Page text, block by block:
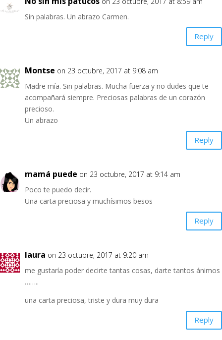
Sin palabras. Un abrazo Carmen.
Reply
Montse on 23 octubre, 2017 at 9:08 am
Madre mía. Sin palabras. Mucha fuerza y no dudes que te
acompañará siempre. Preciosas palabras de un corazón
precioso.
Un abrazo
Reply
mamá puede on 23 octubre, 2017 at 9:14 am
Poco te puedo decir.
Una carta preciosa y muchísimos besos
Reply
laura on 23 octubre, 2017 at 9:20 am
me gustaría poder decirte tantas cosas, darte tantos ánimos
……..
una carta preciosa, triste y dura muy dura
Reply